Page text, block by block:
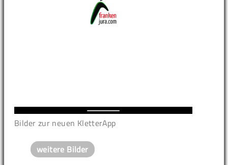
Bilder zur neuen KletterApp
weitere Bilder